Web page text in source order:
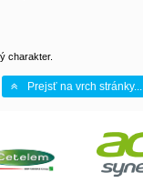
charakter.
Prejsť na vrch stránky...